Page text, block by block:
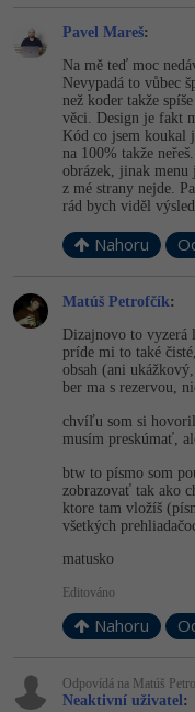
Best
Copywriter
WordPress
SEO
Návrh SW -
Algoritmy -
Umělá
Pro děti
Google
Time
Windows
Fórum
Video
Ostatní
Fórum
Příběhy absolventů
Kariéra
Pro firmy
Pavel Mareš:
Na mě teď moc
Nevypadá to vůbec
než koder takže
věci. Design je fakt
Kód co jsem koukal
na 100% takže
obrázek, jinak
z mé strany nejde.
rád bych viděl
Nahoru
Matúš Petrofčík:
Dizajnovo to vyzerá
príde mi to také
obsah (ani
ber ma s rezervou,
chvíľu som si
musím preskúmať,
btw to písmo som
zobrazovať tak ako
ktore tam vložíš
všetkých
matusko
Editováno
Nahoru
Odpovídá na Matúš
Neaktivní uživatel :